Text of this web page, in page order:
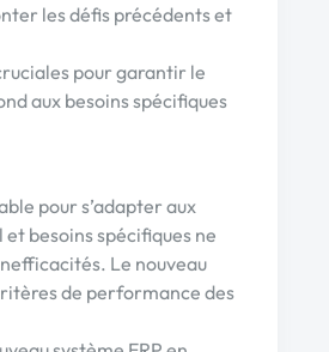
les défis précédents et
pour garantir le
aux besoins spécifiques
pour s’adapter aux
besoins spécifiques ne
Le nouveau
de performance des